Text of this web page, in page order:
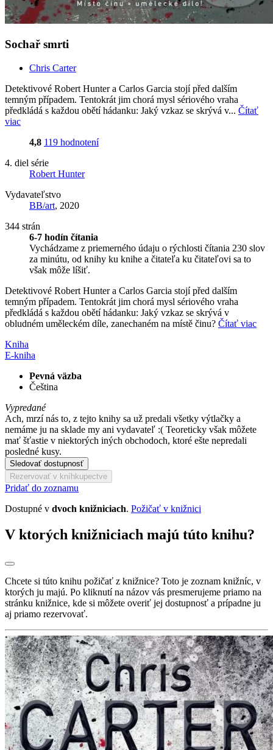
Sochař smrti
Chris Carter
Detektivové Robert Hunter a Carlos Garcia stojí před dalším
temným případem. Tentokrát jim chorá mysl sériového vraha
předkládá s každou obětí hádanku: Jaký vzkaz se skrývá v... Čítať
viac
4,8 119 hodnotení
4. diel série
Robert Hunter
Vydavateľstvo
BB/art, 2020
344 strán
6-7 hodín čítania
Vychádzame z priemerného údaju o rýchlosti čítania 230 slov
za minútu, od knihy ku knihe a čitateľa ku čitateľovi sa to
však môže líšiť.
Detektivové Robert Hunter a Carlos Garcia stojí před dalším
temným případem. Tentokrát jim chorá mysl sériového vraha
předkládá s každou obětí hádanku: Jaký vzkaz se skrývá v
obludném uměleckém díle, zanechaném na místě činu? Čítať viac
Kniha
E-kniha
Pevná väzba
Čeština
Vypredané
Ach, mrzí nás to, z tejto knihy sa už predali všetky výtlačky a
nemáme ju na sklade my ani vydavateľ :( Teoreticky však môžete
mať šťastie v niektorých iných obchodoch, ktoré ešte nepredali
posledné kusy.
Sledovať dostupnosť
Rezervovať v kníhkupectve
Pridať do zoznamu
Dostupné v dvoch knižniciach. Požičať v knižnici
V ktorých knižniciach majú túto knihu?
Chcete si túto knihu požičať z knižnice? Toto je zoznam knižníc, v
ktorých ju majú. Po kliknutí na názov vás presmerujeme priamo na
stránku knižnice, kde si môžete overiť jej dostupnosť a prípadne ju
aj priamo rezervovať.